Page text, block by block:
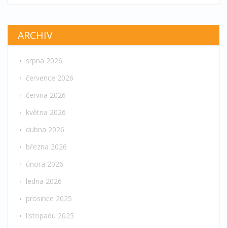
ARCHIV
srpna 2026
července 2026
června 2026
května 2026
dubna 2026
března 2026
února 2026
ledna 2026
prosince 2025
listopadu 2025